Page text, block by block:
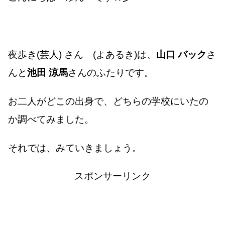
夜歩き(芸人) さん (よあるき)は、 山口 バックさ
んと池田 涼馬さんのふたりです。
お二人がどこの出身で、どちらの学校にいたの
か調べてみました。
それでは、みていきましょう。
スポンサーリンク